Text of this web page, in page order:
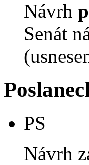
Návrh
Senát
PS
Návrh